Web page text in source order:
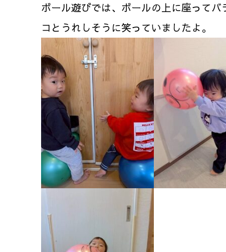
ボール遊びでは、ボールの上に座って
コとうれしそうに笑っていましたよ。